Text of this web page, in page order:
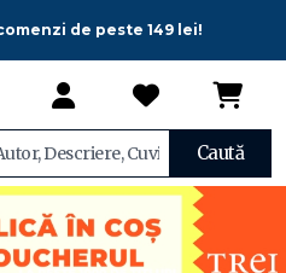
de peste 149 lei!
Caută